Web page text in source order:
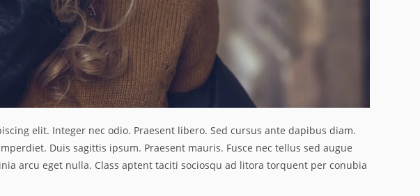
elit. Integer nec odio. Praesent libero. Sed cursus ante dapibus diam.
Duis sagittis ipsum. Praesent mauris. Fusce nec tellus sed augue
arcu eget nulla. Class aptent taciti sociosqu ad litora torquent per conubia